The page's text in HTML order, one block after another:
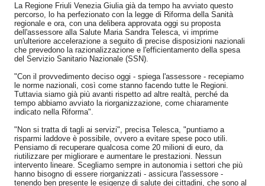
La Regione Friuli Venezia Giulia già da tempo ha avviato questo
percorso, lo ha perfezionato con la legge di Riforma della Sanità
regionale e ora, con una delibera approvata oggi su proposta
dell'assessore alla Salute Maria Sandra Telesca, vi imprime
un'ulteriore accelerazione a seguito di precise disposizioni nazionali
che prevedono la razionalizzazione e l'efficientamento della spesa
del Servizio Sanitario Nazionale (SSN).
"Con il provvedimento deciso oggi - spiega l'assessore - recepiamo
le norme nazionali, così come stanno facendo tutte le Regioni.
Tuttavia siamo già più avanti rispetto ad altre realtà, perché da
tempo abbiamo avviato la riorganizzazione, come chiaramente
indicato nella Riforma".
"Non si tratta di tagli ai servizi", precisa Telesca, "puntiamo a
risparmi laddove è possibile, ovvero a evitare spese poco utili.
Pensiamo di recuperare qualcosa come 20 milioni di euro, da
riutilizzare per migliorare e aumentare le prestazioni. Nessun
intervento lineare. Scegliamo sempre in autonomia i settori che più
hanno bisogno di essere riorganizzati - assicura l'assessore -
tenendo ben presente le esigenze di salute dei cittadini, che sono al